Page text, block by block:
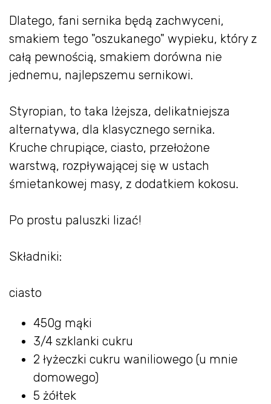
Dlatego, fani sernika będą zachwyceni,
smakiem tego "oszukanego" wypieku, który z
całą pewnością, smakiem dorówna nie
jednemu, najlepszemu sernikowi.
Styropian, to taka lżejsza, delikatniejsza
alternatywa, dla klasycznego sernika.
Kruche chrupiące, ciasto, przełożone
warstwą, rozpływającej się w ustach
śmietankowej masy, z dodatkiem kokosu.
Po prostu paluszki lizać!
Składniki:
ciasto
450g mąki
3/4 szklanki cukru
2 łyżeczki cukru waniliowego (u mnie
domowego)
5 żółtek